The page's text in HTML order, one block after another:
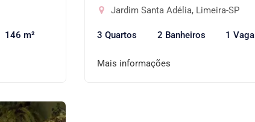
146 m²
Jardim Santa Adélia, Limeira-SP
3 Quartos 2 Banheiros 1 Vaga
Mais informações